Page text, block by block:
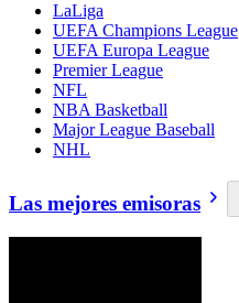
LaLiga
UEFA Champions League
UEFA Europa League
Premier League
NFL
NBA Basketball
Major League Baseball
NHL
Las mejores emisoras